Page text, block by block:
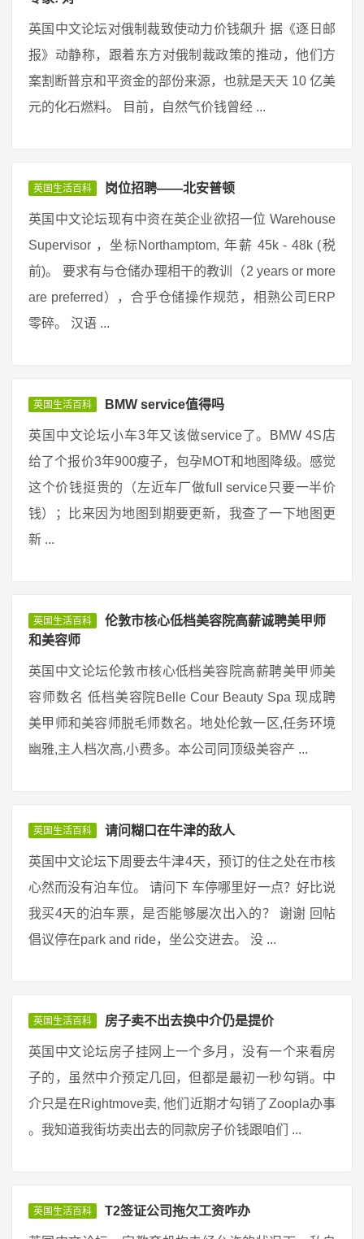
英国中文论坛对俄制裁致使动力价钱飙升 据《逐日邮
报》动静称，跟着东方对俄制裁政策的推动，他们方
案割断普京和平资金的部份来源，也就是天天 10 亿美
元的化石燃料。 目前，自然气价钱曾经 ...
英国生活百科 岗位招聘——北安普顿
英国中文论坛现有中资在英企业欲招一位 Warehouse
Supervisor ，坐标Northamptom, 年薪 45k - 48k (税
前)。 要求有与仓储办理相干的教训（2 years or more
are preferred），合乎仓储操作规范，相熟公司ERP
零碎。 汉语 ...
英国生活百科 BMW service值得吗
英国中文论坛小车3年又该做service了。BMW 4S店
给了个报价3年900瘦子，包孕MOT和地图降级。感觉
这个价钱挺贵的（左近车厂做full service只要一半价
钱）；比来因为地图到期要更新，我查了一下地图更
新 ...
英国生活百科
伦敦市核心低档美容院高薪诚聘美甲师
和美容师
英国中文论坛伦敦市核心低档美容院高薪聘美甲师美
容师数名 低档美容院Belle Cour Beauty Spa 现成聘
美甲师和美容师脱毛师数名。地处伦敦一区,任务环境
幽雅,主人档次高,小费多。本公司同顶级美容产 ...
英国生活百科 请问糊口在牛津的敌人
英国中文论坛下周要去牛津4天，预订的住之处在市核
心然而没有泊车位。 请问下 车停哪里好一点？好比说
我买4天的泊车票，是否能够屡次出入的？ 谢谢 回帖
倡议停在park and ride，坐公交进去。 没 ...
英国生活百科 房子卖不出去换中介仍是提价
英国中文论坛房子挂网上一个多月，没有一个来看房
子的，虽然中介预定几回，但都是最初一秒勾销。中
介只是在Rightmove卖, 他们近期才勾销了Zoopla办事
。我知道我街坊卖出去的同款房子价钱跟咱们 ...
英国生活百科 T2签证公司拖欠工资咋办